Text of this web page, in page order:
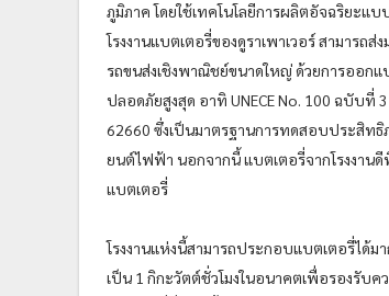
ภูมิภาค โดยใช้เทคโนโลยีการผลิตอัจฉริยะแ
โรงงานแบตเตอรี่ของดูราเพาเวอร์ สามาร
รถขนส่งเชิงพาณิชย์ขนาดใหญ่ ด้วยการออกแ
ปลอดภัยสูงสุด อาทิ UNECE No. 100 ฉบับ
62660 ซึ่งเป็นมาตรฐานการทดสอบประสิท
ยนต์ไฟฟ้า นอกจากนี้ แบตเตอรี่จากโรงงาน
แบตเตอรี่
โรงงานแห่งนี้สามารถประกอบแบตเตอรี่ได้
เป็น 1 กิกะวัตต์ชั่วโมงในอนาคตเพื่อรองรับค